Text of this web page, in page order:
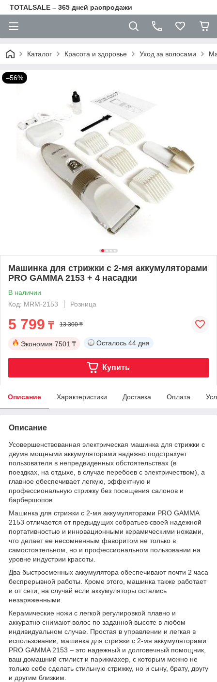
TOTALSALE – 365 дней распродажи
Каталог Красота и здоровье Уход за волосами
–56%
Машинка для стрижки с 2-мя аккумуляторами
PRO GAMMA 2153 + 4 насадки
В наличии
Код: MRM-2153
Розница
5 799 ₸ 13 300 ₸
Экономия 7501 ₸ Осталось 44 дня
Купить
Описание Характеристики Доставка Оплата
Описание
Усовершенствованная электрическая машинка для стрижки с
двумя мощными аккумуляторами надежно подстрахует
пользователя в непредвиденных обстоятельствах (в
поездках, на отдыхе, в случае перебоев с электричеством), а
главное обеспечивает легкую, эффектную и
профессиональную стрижку без посещения салонов и
барбершопов.
Машинка для стрижки с 2-мя аккумуляторами PRO GAMMA
2153 отличается от предыдущих собратьев своей надежной
портативностью и инновационными керамическими ножами,
что делает ее несомненным фаворитом не только в
самостоятельном, но и профессиональном пользовании на
уровне индустрии красоты.
Два быстросменных аккумулятора обеспечивают почти 2 часа
беспрерывной работы. Кроме этого, машинка также работает
и от сети, на случай если аккумуляторы остались
незаряженными.
Керамические ножи с легкой регулировкой плавно и
аккуратно снимают волос по заданной высоте в любом
индивидуальном случае. Простая в управлении и легкая в
использовании, машинка для стрижки с 2-мя аккумуляторами
PRO GAMMA 2153 – это надежный и долговечный помощник,
ваш домашний стилист и парикмахер, с которым можно не
только себе сделать стильную стрижку, но и сыну, брату, другу
и другим близким.